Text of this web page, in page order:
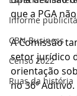
Informe
CBN Business
Censo 2022
Ruas da história
que a PGA
A Comissão
setor jurídico
orientação
no 36º